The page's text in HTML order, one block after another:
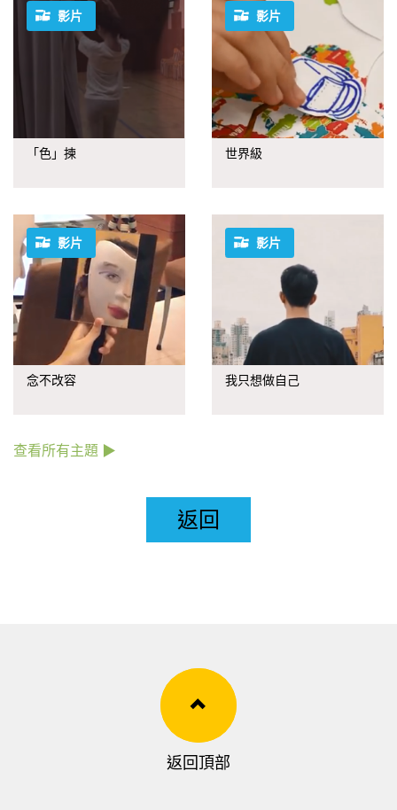
影片
「色」揀
影片
世界級
影片
念不改容
影片
我只想做自己
查看所有主題 ▶
返回
返回頂部